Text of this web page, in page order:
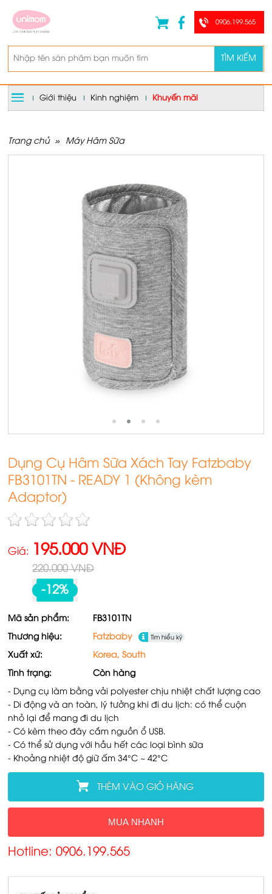
TÌM KIẾM
0906.199.565
Giới thiệu Kinh nghiệm Khuyến mãi
Trang chủ » Máy Hâm Sữa
Dụng Cụ Hâm Sữa Xách Tay Fatzbaby
FB3101TN - READY 1 (Không kèm
Adaptor)
Giá: 195.000 VNĐ
220.000 VNĐ
-12%
Mã sản phẩm: FB3101TN
Thương hiệu: Fatzbaby Tìm hiểu kỹ
Xuất xứ: Korea, South
Tình trạng: Còn hàng
- Dụng cụ làm bằng vải polyester chịu nhiệt chất lượng cao
- Di động và an toàn, lý tưởng khi đi du lịch: có thể cuộn
nhỏ lại để mang đi du lịch
- Có kèm theo đây cắm nguồn ổ USB.
- Có thể sử dụng với hầu hết các loại bình sữa
- Khoảng nhiệt độ giữ ấm 34°C ~ 42°C
THÊM VÀO GIỎ HÀNG
MUA NHANH
Hotline: 0906.199.565